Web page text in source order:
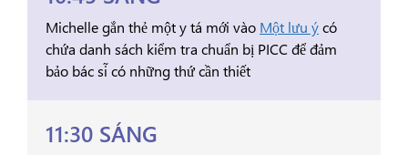
Michelle gắn thẻ một y tá mới vào Một lưu ýcó
chứa danh sách kiểm tra chuẩn bị PICC để đảm
bảo bác sĩ có những thứ cần thiết
11:30 SÁNG